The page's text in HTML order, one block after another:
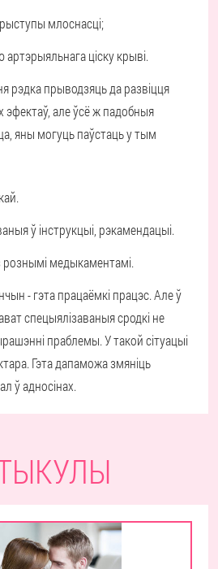
млоснасці;
ціску крыві.
рэдка прыводзяць да развіцця
але ўсё ж падобныя
яны могуць паўстаць у тым
ў інструкцыі, рэкамендацыі.
рознымі медыкаментамі.
- гэта працаёмкі працэс. Але ў
спецыялізаваныя сродкі не
праблемы. У такой сітуацыі
Гэта дапаможа змяніць
ў адносінах.